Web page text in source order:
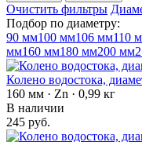
Очистить фильтры
Подбор по диаметру:
90 мм100 мм106 мм110
мм160 мм180 мм200 мм
Колено водостока,
160 мм · Zn · 0,99 кг
В наличии
245 руб.